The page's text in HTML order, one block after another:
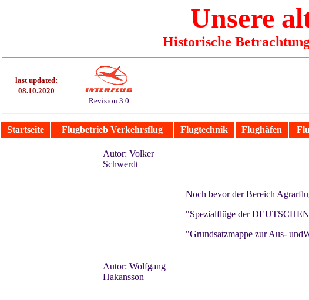
Unsere
Historische
last updated:
08.10.2020
Revision 3.0
Startseite Flugbetrieb Verkehrsflug Flugtechnik Flughäfen
Autor: Volker
Schwerdt
Noch bevor der Bereich
"Spezialflüge der
"Grundsatzmappe zur Aus-
Autor: Wolfgang
Hakansson